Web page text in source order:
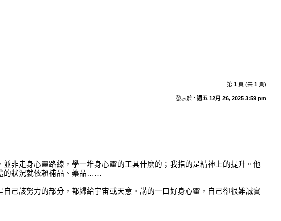
第 1頁 (共 1頁)
發表於 : 週五 12月 26, 2025 3:59 pm
非走身心靈路線，學一堆身心靈的工具什麼的；我指的是精神上的提升。他
的狀況就依賴補品、藥品……
己該努力的部分，都歸給宇宙或天意。講的一口好身心靈，自己卻很難誠實